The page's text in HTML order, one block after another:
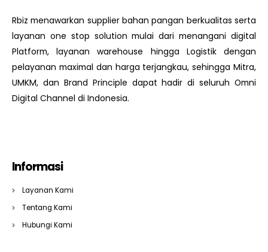
Rbiz menawarkan supplier bahan pangan berkualitas serta
layanan one stop solution mulai dari menangani digital
Platform, layanan warehouse hingga Logistik dengan
pelayanan maximal dan harga terjangkau, sehingga Mitra,
UMKM, dan Brand Principle dapat hadir di seluruh Omni
Digital Channel di Indonesia.
Informasi
Layanan Kami
Tentang Kami
Hubungi Kami